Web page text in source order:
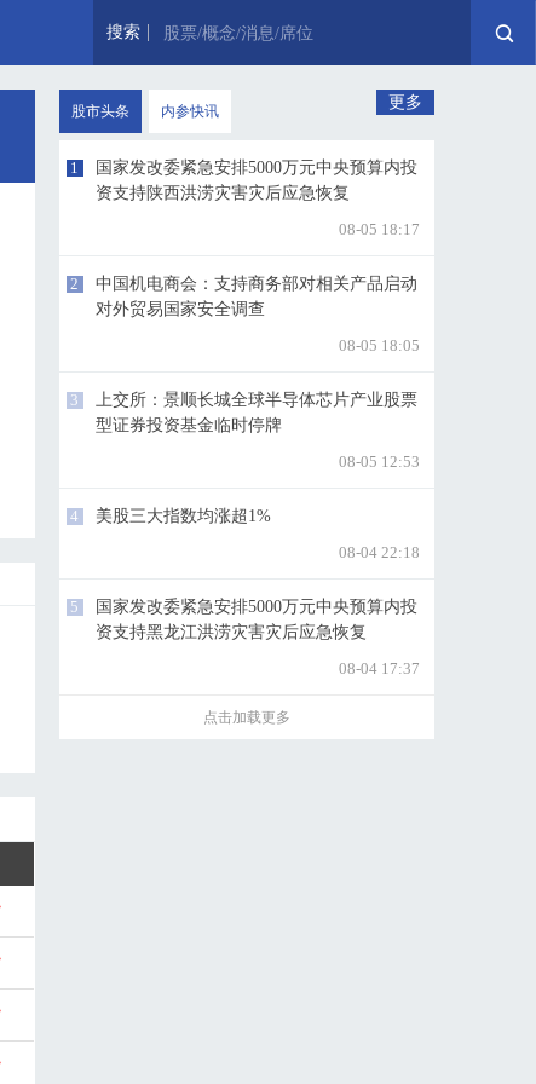
搜索 股票/概念/消息/席位
股市头条 内参快讯 更多
1
国家发改委紧急安排5000万元中央预算内投
资支持陕西洪涝灾害灾后应急恢复
08-05 18:17
2
中国机电商会：支持商务部对相关产品启动
对外贸易国家安全调查
08-05 18:05
3
上交所：景顺长城全球半导体芯片产业股票
型证券投资基金临时停牌
08-05 12:53
4
美股三大指数均涨超1%
08-04 22:18
5
国家发改委紧急安排5000万元中央预算内投
资支持黑龙江洪涝灾害灾后应急恢复
08-04 17:37
点击加载更多